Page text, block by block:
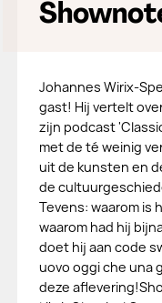
Johannes Wirix-
gast! Hij vertelt
zijn podcast
met de té weinig
uit de kunsten en
de
Tevens: waarom is
waarom had hij
doet hij aan code
uovo oggi che una
deze